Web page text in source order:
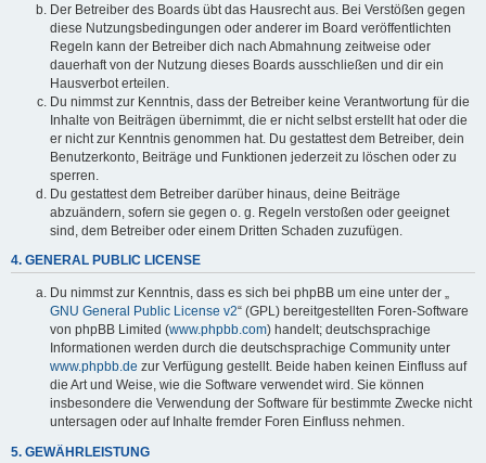
Der Betreiber des Boards übt das Hausrecht aus. Bei Verstößen gegen
diese Nutzungsbedingungen oder anderer im Board veröffentlichten
Regeln kann der Betreiber dich nach Abmahnung zeitweise oder
dauerhaft von der Nutzung dieses Boards ausschließen und dir ein
Hausverbot erteilen.
Du nimmst zur Kenntnis, dass der Betreiber keine Verantwortung für die
Inhalte von Beiträgen übernimmt, die er nicht selbst erstellt hat oder die
er nicht zur Kenntnis genommen hat. Du gestattest dem Betreiber, dein
Benutzerkonto, Beiträge und Funktionen jederzeit zu löschen oder zu
sperren.
Du gestattest dem Betreiber darüber hinaus, deine Beiträge
abzuändern, sofern sie gegen o. g. Regeln verstoßen oder geeignet
sind, dem Betreiber oder einem Dritten Schaden zuzufügen.
4. GENERAL PUBLIC LICENSE
Du nimmst zur Kenntnis, dass es sich bei phpBB um eine unter der „
GNU General Public License v2“ (GPL) bereitgestellten Foren-Software
von phpBB Limited (www.phpbb.com) handelt; deutschsprachige
Informationen werden durch die deutschsprachige Community unter
www.phpbb.de zur Verfügung gestellt. Beide haben keinen Einfluss auf
die Art und Weise, wie die Software verwendet wird. Sie können
insbesondere die Verwendung der Software für bestimmte Zwecke nicht
untersagen oder auf Inhalte fremder Foren Einfluss nehmen.
5. GEWÄHRLEISTUNG